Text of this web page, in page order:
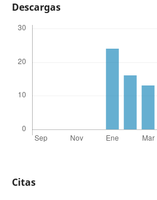
Descargas
Citas